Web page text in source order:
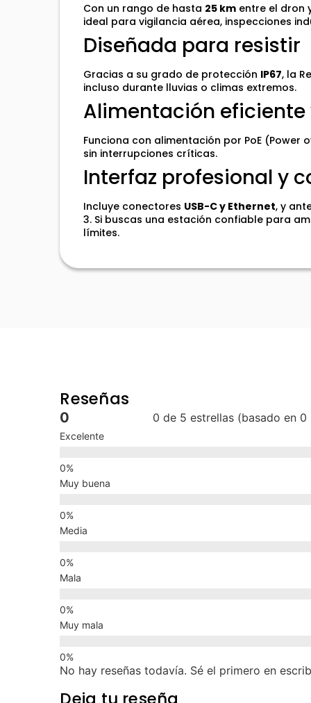
Con un rango de hasta 25 km entre el dron
ideal para vigilancia aérea, inspecciones
Diseñada para resistir
Gracias a su grado de protección IP67, la
incluso durante lluvias o climas extremos.
Alimentación
Funciona con alimentación por PoE
sin interrupciones críticas.
Interfaz profesional y
Incluye conectores USB-C y Ethernet, y
3. Si buscas una estación confiable para
límites.
Reseñas
0 0 de 5 estrellas (basado en 0
Excelente
Muy buena
Media
Mala
Muy mala
No hay reseñas todavía. Sé el primero en